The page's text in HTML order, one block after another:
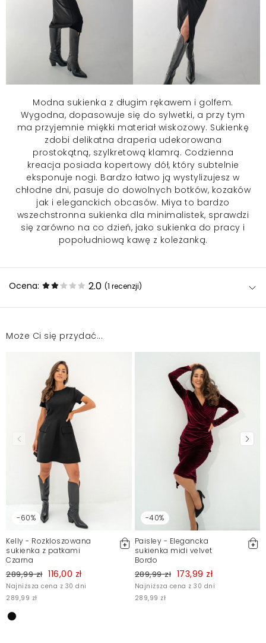
Modna sukienka z długim rękawem i golfem.
Wygodna, dopasowuje się do sylwetki, a przy tym
ma przyjemnie miękki materiał wiskozowy. Sukienkę
zdobi delikatna draperia udekorowana
prostokątną, szylkretową klamrą. Codzienna
kreacja posiada kopertowy dół, który subtelnie
eksponuje nogi. Bardzo łatwo ją wystylizujesz w
chłodne dni, pasuje do dowolnych botków, kozaków
jak i eleganckich obcasów. Miya to bardzo
wszechstronna sukienka dla minimalistek, sprawdzi
się zarówno na co dzień, jako sukienka do pracy i
popołudniową kawę z koleżanką.
Ocena: 2.0 (1 recenzji)
Sukienka przyszła ubrudzona w pudrze lub
potrzebowałam jakiejś sukienki na wyjazd. Udało mi
się sprać otarcia,, ale po prostu już nie zamówię
ubrań w waszym sklepie.
Weronika
2025-12-6
Mosquito zamieszcza wyłącznie zweryfikowane opinie
Klientów. Po moderacji publikujemy zarówno pozytywne, jak i
negatywne opinie. Więcej informacji znajdziesz w naszym
Regulaminie.
Zgłoś nielegalną treść
Może Ci się przydać...
-60%
Kelly - Rozkloszowana
sukienka z patkami
Czarna
289,99 zł 116,00 zł
Najniższa cena z 30 dni
289,99 zł
-40%
Paisley - Elegancka
sukienka midi velvet
Bordo
289,99 zł 173,99 zł
Najniższa cena z 30 dni
289,99 zł